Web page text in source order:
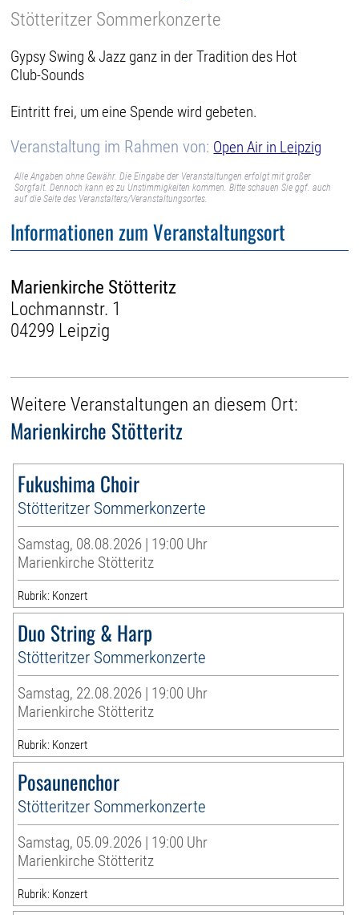
Stötteritzer Sommerkonzerte
Gypsy Swing & Jazz ganz in der Tradition des Hot
Club-Sounds
Eintritt frei, um eine Spende wird gebeten.
Veranstaltung im Rahmen von: Open Air in Leipzig
Alle Angaben ohne Gewähr. Die Eingabe der Veranstaltungen erfolgt mit großer
Sorgfalt. Dennoch kann es zu Unstimmigkeiten kommen. Bitte schauen Sie ggf. auch
auf die Seite des Veranstalters/Veranstaltungsortes.
Informationen zum Veranstaltungsort
Marienkirche Stötteritz
Lochmannstr. 1
04299 Leipzig
Weitere Veranstaltungen an diesem Ort:
Marienkirche Stötteritz
Fukushima Choir
Stötteritzer Sommerkonzerte
Samstag, 08.08.2026 | 19:00 Uhr
Marienkirche Stötteritz
Rubrik: Konzert
Duo String & Harp
Stötteritzer Sommerkonzerte
Samstag, 22.08.2026 | 19:00 Uhr
Marienkirche Stötteritz
Rubrik: Konzert
Posaunenchor
Stötteritzer Sommerkonzerte
Samstag, 05.09.2026 | 19:00 Uhr
Marienkirche Stötteritz
Rubrik: Konzert